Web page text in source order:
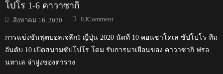
โปโร 1-6 คาวาซากิ
Posted
on
สิงหาคม 16, 2020 Author
EJComment
การแข่งขันฟุตบอลเจลีก1 ญี่ปุ่น 2020 นัดที่ 10 คอนซาโดเล ซัปโปโร ทีม
อันดับ 10 เปิดสนามซัปโปโร โดม รับการมาเยือนของ คาวาซากิ ฟรอ
นทาเล จ่าฝูงของตาราง